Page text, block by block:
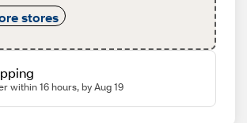
stores
within 16 hours, by Aug 19